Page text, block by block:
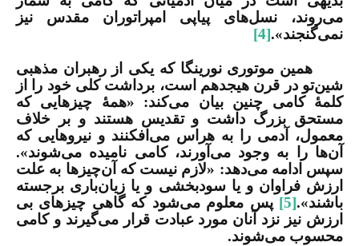
می‌روند، نسل‌های پیاپی امپراتوران مقدس نیز
نمی‌گنجند».[4]
همین موتوری نورینگا که یکی از رهبران مذهبی
شین‌تو در قرن هیجدهم است، برداشت کلی خود را از
کلمۀ کامی چنین بیان می‌کند: «همۀ چیزهایی که
مستحق بزرگ داشت و تقدیس هستند و بر خلاف
معمول، آدمی را به هراس می‌افکنند و نیروهایی که
آن‌ها را به وجود می‌آورند، کامی نامیده می‌شوند».
سپس ادامه می‌دهد: «لازم نیست که آن‌چیزها به علت
ارزش فراوان و یا سودبخشی و یا زیان‌باری برجسته
باشند».[5] پس معلوم می‌شود که گاهی چیزهای بی
ارزش نیز نزد آنان مورد عبادت قرار می‌گیرند و کامی
محسوب می‌شوند.